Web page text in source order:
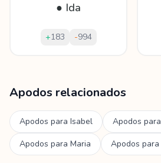
● Ida
+183 -994
Apodos relacionados
Apodos para Isabel Apodos para
Apodos para Maria Apodos para